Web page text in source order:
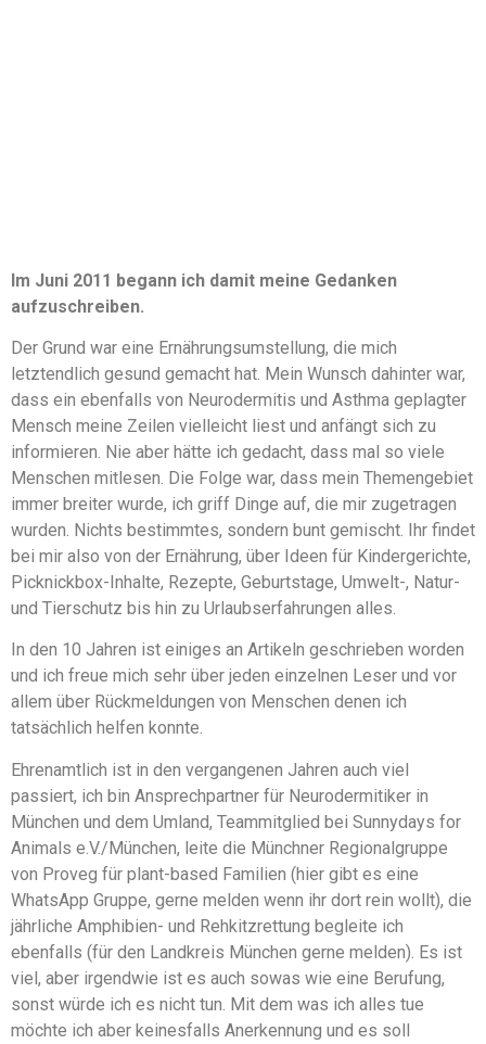
Im Juni 2011 begann ich damit meine Gedanken
aufzuschreiben.
Der Grund war eine Ernährungsumstellung, die mich
letztendlich gesund gemacht hat. Mein Wunsch dahinter war,
dass ein ebenfalls von Neurodermitis und Asthma geplagter
Mensch meine Zeilen vielleicht liest und anfängt sich zu
informieren. Nie aber hätte ich gedacht, dass mal so viele
Menschen mitlesen. Die Folge war, dass mein Themengebiet
immer breiter wurde, ich griff Dinge auf, die mir zugetragen
wurden. Nichts bestimmtes, sondern bunt gemischt. Ihr findet
bei mir also von der Ernährung, über Ideen für Kindergerichte,
Picknickbox-Inhalte, Rezepte, Geburtstage, Umwelt-, Natur-
und Tierschutz bis hin zu Urlaubserfahrungen alles.
In den 10 Jahren ist einiges an Artikeln geschrieben worden
und ich freue mich sehr über jeden einzelnen Leser und vor
allem über Rückmeldungen von Menschen denen ich
tatsächlich helfen konnte.
Ehrenamtlich ist in den vergangenen Jahren auch viel
passiert, ich bin Ansprechpartner für Neurodermitiker in
München und dem Umland, Teammitglied bei Sunnydays for
Animals e.V./München, leite die Münchner Regionalgruppe
von Proveg für plant-based Familien (hier gibt es eine
WhatsApp Gruppe, gerne melden wenn ihr dort rein wollt), die
jährliche Amphibien- und Rehkitzrettung begleite ich
ebenfalls (für den Landkreis München gerne melden). Es ist
viel, aber irgendwie ist es auch sowas wie eine Berufung,
sonst würde ich es nicht tun. Mit dem was ich alles tue
möchte ich aber keinesfalls Anerkennung und es soll